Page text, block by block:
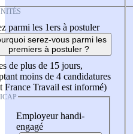
parmi les 1ers à postuler
serez-vous parmi les
premiers à postuler ?
de plus de 15 jours,
moins de 4 candidatures
France Travail est informé)
Employeur handi-
engagé